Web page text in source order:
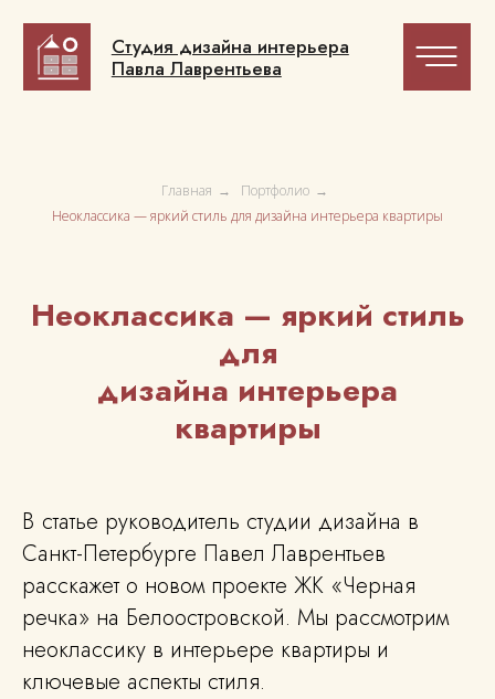
Павла Лаврентьева
Павла Лаврентьева
Главная → Портфолио →
Неоклассика — яркий стиль для дизайна интерьера квартиры
Неоклассика — яркий стиль
для
дизайна интерьера
квартиры
В статье руководитель студии дизайна в
Санкт-Петербурге Павел Лаврентьев
расскажет о новом проекте ЖК «Черная
речка» на Белоостровской. Мы рассмотрим
неоклассику в интерьере квартиры и
ключевые аспекты стиля.